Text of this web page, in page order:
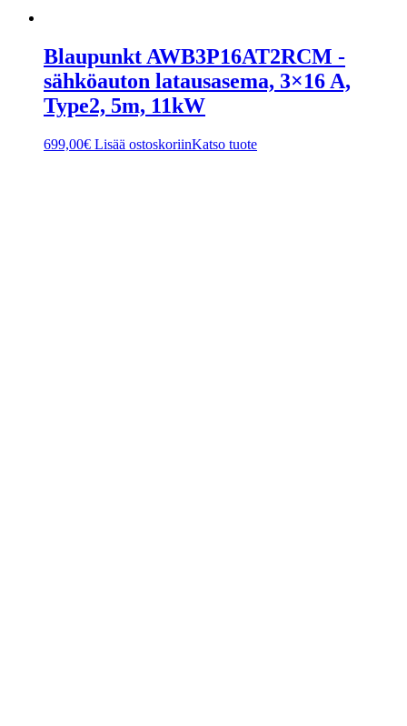
Blaupunkt AWB3P16AT2RCM -
sähköauton latausasema, 3×16 A,
Type2, 5m, 11kW
699,00€ Lisää ostoskoriinKatso tuote